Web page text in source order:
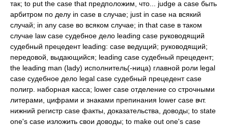
так; to put the case that предположим, что... judge a case быть
арбитром по делу in case в случае; just in case на всякий
случай; in any case во всяком случае; in that case в таком
случае law case судебное дело leading case руководящий
судебный прецедент leading: case ведущий; руководящий;
передовой, выдающийся; leading case судебный прецедент;
the leading man (lady) исполнитель(-ница) главной роли legal
case судебное дело legal case судебный прецедент case
полигр. наборная касса; lower case отделение со строчными
литерами, цифрами и знаками препинания lower case вчт.
нижний регистр case факты, доказательства, доводы; to state
one's case изложить свои доводы; to make out one's case